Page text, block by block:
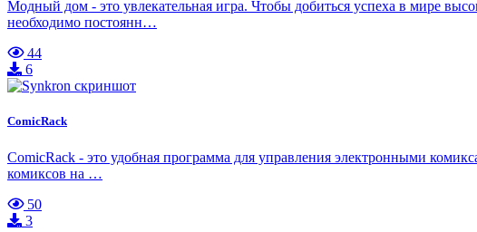
Модный дом - это увлекательная игра. Чтобы добиться успеха в мире
необходимо постоянн…
44
6
ComicRack
ComicRack - это удобная программа для управления электронными
комиксов на …
50
3